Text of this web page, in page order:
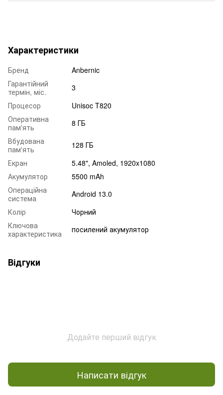
Характеристики
Бренд
Anbernic
Гарантійний
термін, міс.
3
Процесор
Unisoc T820
Оперативна
пам'ять
8 ГБ
Вбудована
пам'ять
128 ГБ
Екран
5.48", Amoled, 1920x1080
Акумулятор
5500 mAh
Операційна
система
Android 13.0
Колір
Чорний
Ключова
характеристика
посилений акумулятор
Відгуки
Додайте перший відгук
Написати відгук